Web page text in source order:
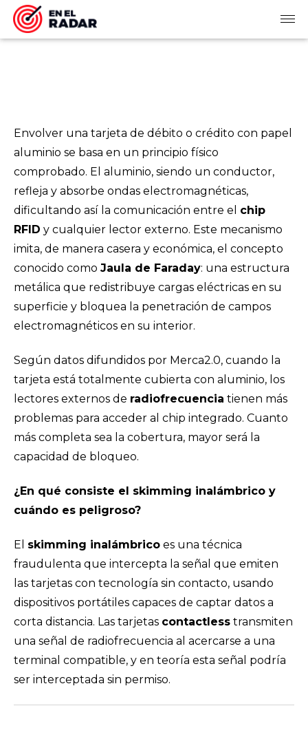
Envolver una tarjeta de débito o crédito con papel
aluminio se basa en un principio físico
comprobado. El aluminio, siendo un conductor,
refleja y absorbe ondas electromagnéticas,
dificultando así la comunicación entre el chip
RFID y cualquier lector externo. Este mecanismo
imita, de manera casera y económica, el concepto
conocido como Jaula de Faraday: una estructura
metálica que redistribuye cargas eléctricas en su
superficie y bloquea la penetración de campos
electromagnéticos en su interior.
Según datos difundidos por Merca2.0, cuando la
tarjeta está totalmente cubierta con aluminio, los
lectores externos de radiofrecuencia tienen más
problemas para acceder al chip integrado. Cuanto
más completa sea la cobertura, mayor será la
capacidad de bloqueo.
¿En qué consiste el skimming inalámbrico y
cuándo es peligroso?
El skimming inalámbrico es una técnica
fraudulenta que intercepta la señal que emiten
las tarjetas con tecnología sin contacto, usando
dispositivos portátiles capaces de captar datos a
corta distancia. Las tarjetas contactless transmiten
una señal de radiofrecuencia al acercarse a una
terminal compatible, y en teoría esta señal podría
ser interceptada sin permiso.